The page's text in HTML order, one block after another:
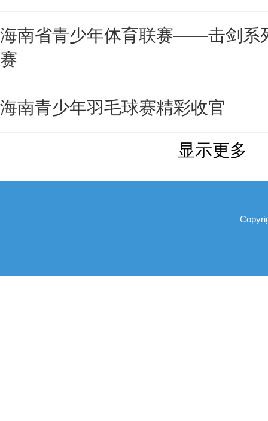
海南省青少年体育联赛——击剑系
赛
海南青少年羽毛球赛精彩收官
显示更多